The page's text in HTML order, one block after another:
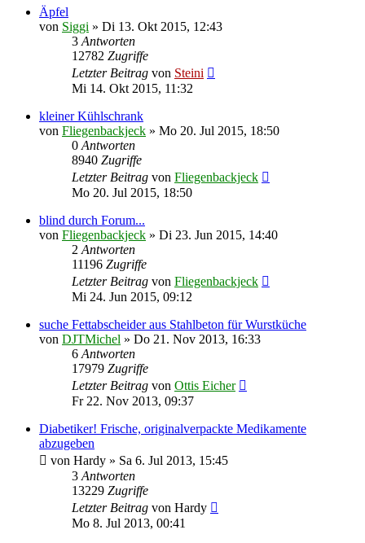
Äpfel
von Siggi » Di 13. Okt 2015, 12:43
3 Antworten
12782 Zugriffe
Letzter Beitrag von Steini
Mi 14. Okt 2015, 11:32
kleiner Kühlschrank
von Fliegenbackjeck » Mo 20. Jul 2015, 18:50
0 Antworten
8940 Zugriffe
Letzter Beitrag von Fliegenbackjeck
Mo 20. Jul 2015, 18:50
blind durch Forum...
von Fliegenbackjeck » Di 23. Jun 2015, 14:40
2 Antworten
11196 Zugriffe
Letzter Beitrag von Fliegenbackjeck
Mi 24. Jun 2015, 09:12
suche Fettabscheider aus Stahlbeton für Wurstküche
von DJTMichel » Do 21. Nov 2013, 16:33
6 Antworten
17979 Zugriffe
Letzter Beitrag von Ottis Eicher
Fr 22. Nov 2013, 09:37
Diabetiker! Frische, originalverpackte Medikamente
abzugeben
von Hardy » Sa 6. Jul 2013, 15:45
3 Antworten
13229 Zugriffe
Letzter Beitrag von Hardy
Mo 8. Jul 2013, 00:41